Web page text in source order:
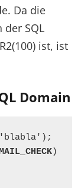
Da die
der SQL
ist, ist
Domain
'blabla');
)